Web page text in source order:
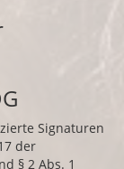
Signaturen
der
§ 2 Abs. 1